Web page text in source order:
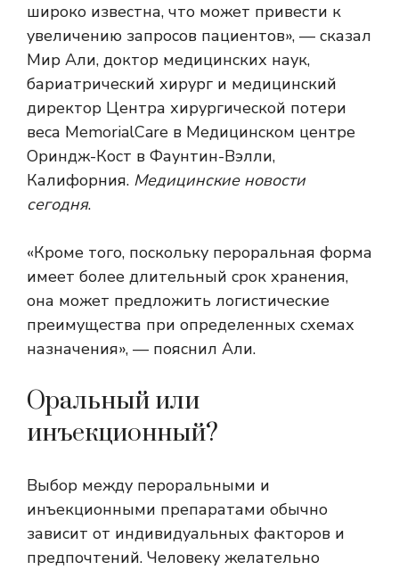
широко известна, что может привести к
увеличению запросов пациентов», — сказал
Мир Али, доктор медицинских наук,
бариатрический хирург и медицинский
директор Центра хирургической потери
веса MemorialCare в Медицинском центре
Ориндж-Кост в Фаунтин-Вэлли,
Калифорния. Медицинские новости
сегодня.
«Кроме того, поскольку пероральная форма
имеет более длительный срок хранения,
она может предложить логистические
преимущества при определенных схемах
назначения», — пояснил Али.
Оральный или
инъекционный?
Выбор между пероральными и
инъекционными препаратами обычно
зависит от индивидуальных факторов и
предпочтений. Человеку желательно